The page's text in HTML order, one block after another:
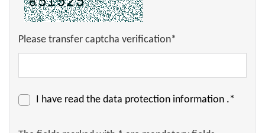
Please transfer captcha verification*
I have read the data protection information .*